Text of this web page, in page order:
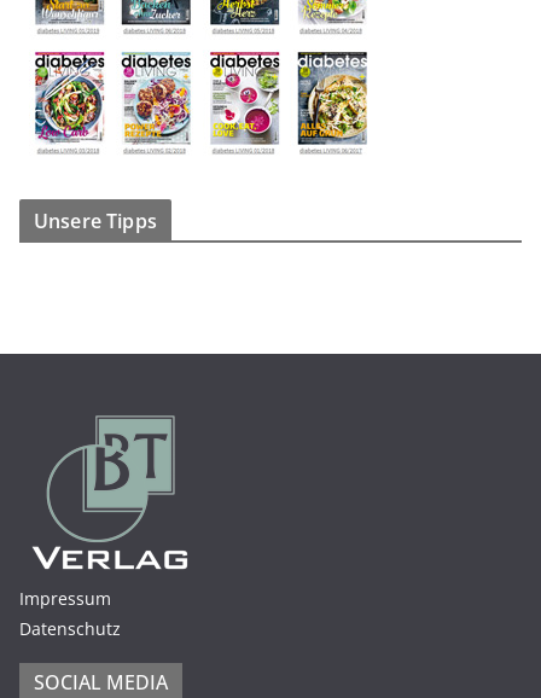
Unsere Tipps
Impressum
Datenschutz
SOCIAL MEDIA